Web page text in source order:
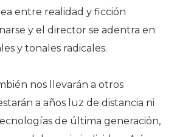
entre realidad y ficción
y el director se adentra en
y tonales radicales.
nos llevarán a otros
a años luz de distancia ni
de última generación,